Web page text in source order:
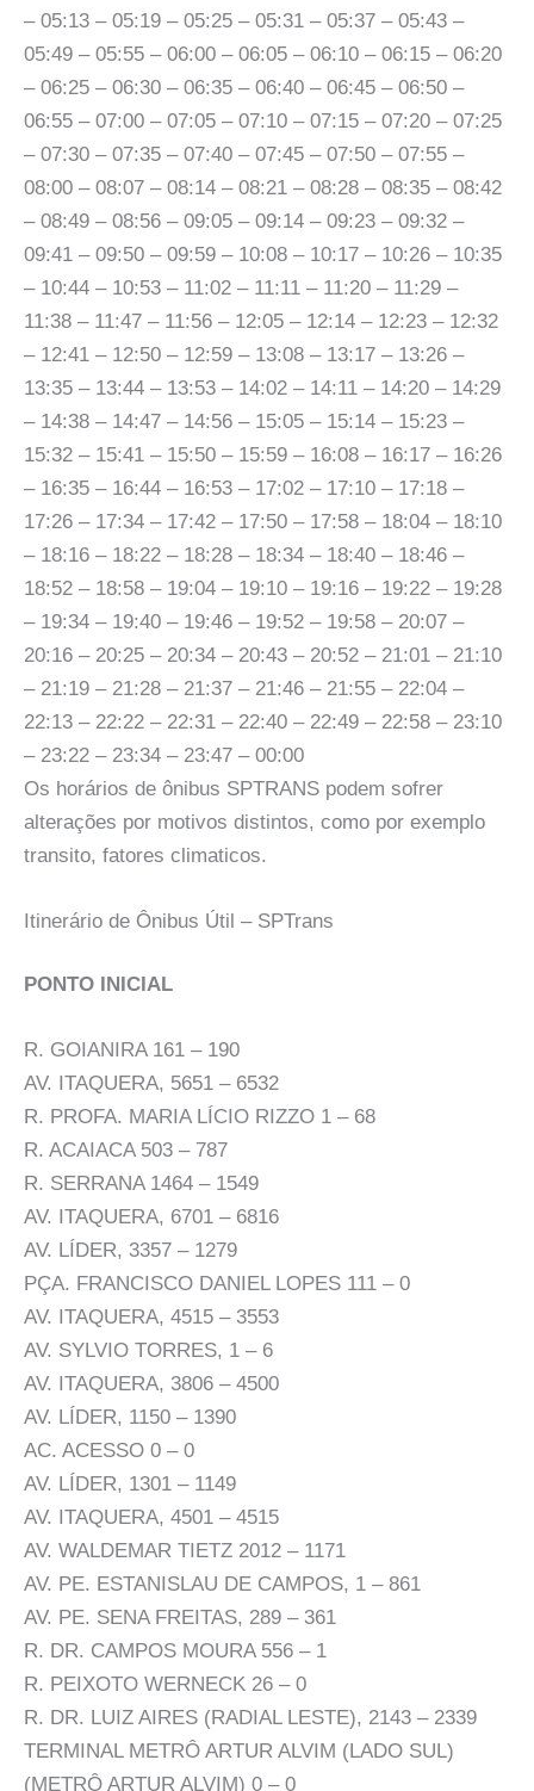
– 05:13 – 05:19 – 05:25 – 05:31 – 05:37 – 05:43 –
05:49 – 05:55 – 06:00 – 06:05 – 06:10 – 06:15 – 06:20
– 06:25 – 06:30 – 06:35 – 06:40 – 06:45 – 06:50 –
06:55 – 07:00 – 07:05 – 07:10 – 07:15 – 07:20 – 07:25
– 07:30 – 07:35 – 07:40 – 07:45 – 07:50 – 07:55 –
08:00 – 08:07 – 08:14 – 08:21 – 08:28 – 08:35 – 08:42
– 08:49 – 08:56 – 09:05 – 09:14 – 09:23 – 09:32 –
09:41 – 09:50 – 09:59 – 10:08 – 10:17 – 10:26 – 10:35
– 10:44 – 10:53 – 11:02 – 11:11 – 11:20 – 11:29 –
11:38 – 11:47 – 11:56 – 12:05 – 12:14 – 12:23 – 12:32
– 12:41 – 12:50 – 12:59 – 13:08 – 13:17 – 13:26 –
13:35 – 13:44 – 13:53 – 14:02 – 14:11 – 14:20 – 14:29
– 14:38 – 14:47 – 14:56 – 15:05 – 15:14 – 15:23 –
15:32 – 15:41 – 15:50 – 15:59 – 16:08 – 16:17 – 16:26
– 16:35 – 16:44 – 16:53 – 17:02 – 17:10 – 17:18 –
17:26 – 17:34 – 17:42 – 17:50 – 17:58 – 18:04 – 18:10
– 18:16 – 18:22 – 18:28 – 18:34 – 18:40 – 18:46 –
18:52 – 18:58 – 19:04 – 19:10 – 19:16 – 19:22 – 19:28
– 19:34 – 19:40 – 19:46 – 19:52 – 19:58 – 20:07 –
20:16 – 20:25 – 20:34 – 20:43 – 20:52 – 21:01 – 21:10
– 21:19 – 21:28 – 21:37 – 21:46 – 21:55 – 22:04 –
22:13 – 22:22 – 22:31 – 22:40 – 22:49 – 22:58 – 23:10
– 23:22 – 23:34 – 23:47 – 00:00
Os horários de ônibus SPTRANS podem sofrer
alterações por motivos distintos, como por exemplo
transito, fatores climaticos.
Itinerário de Ônibus Útil – SPTrans
PONTO INICIAL
R. GOIANIRA 161 – 190
AV. ITAQUERA, 5651 – 6532
R. PROFA. MARIA LÍCIO RIZZO 1 – 68
R. ACAIACA 503 – 787
R. SERRANA 1464 – 1549
AV. ITAQUERA, 6701 – 6816
AV. LÍDER, 3357 – 1279
PÇA. FRANCISCO DANIEL LOPES 111 – 0
AV. ITAQUERA, 4515 – 3553
AV. SYLVIO TORRES, 1 – 6
AV. ITAQUERA, 3806 – 4500
AV. LÍDER, 1150 – 1390
AC. ACESSO 0 – 0
AV. LÍDER, 1301 – 1149
AV. ITAQUERA, 4501 – 4515
AV. WALDEMAR TIETZ 2012 – 1171
AV. PE. ESTANISLAU DE CAMPOS, 1 – 861
AV. PE. SENA FREITAS, 289 – 361
R. DR. CAMPOS MOURA 556 – 1
R. PEIXOTO WERNECK 26 – 0
R. DR. LUIZ AIRES (RADIAL LESTE), 2143 – 2339
TERMINAL METRÔ ARTUR ALVIM (LADO SUL)
(METRÔ ARTUR ALVIM) 0 – 0